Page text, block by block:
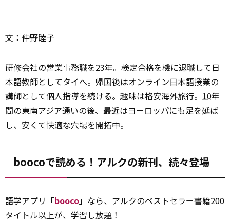
文：仲野睦子
研修会社の営業事務職を23年。検定合格を機に退職して日
本語教師としてタイへ。帰国後はオンライン日本語授業の
講師として個人指導を続ける。趣味は格安海外旅行。 10年
間の東南アジア通いの後、最近はヨーロッパにも足を延ば
し、安くて快適な穴場を開拓中。
boocoで読める！アルクの新刊、続々登場
語学アプリ「booco」なら、アルクのベストセラー書籍200
タイトル以上が、学習し放題！